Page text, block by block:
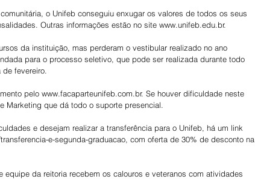
o Unifeb conseguiu enxugar os valores de todos os seus
Outras informações estão no site www.unifeb.edu.br.
da instituição, mas perderam o vestibular realizado no ano
para o processo seletivo, que pode ser realizada durante todo
fevereiro.
pelo www.facaparteunifeb.com.br. Se houver dificuldade neste
Marketing que dá todo o suporte presencial.
e desejam realizar a transferência para o Unifeb, há um link
e-segunda-graduacao, com oferta de 30% de desconto na
equipe da reitoria recebem os calouros e veteranos com atividades